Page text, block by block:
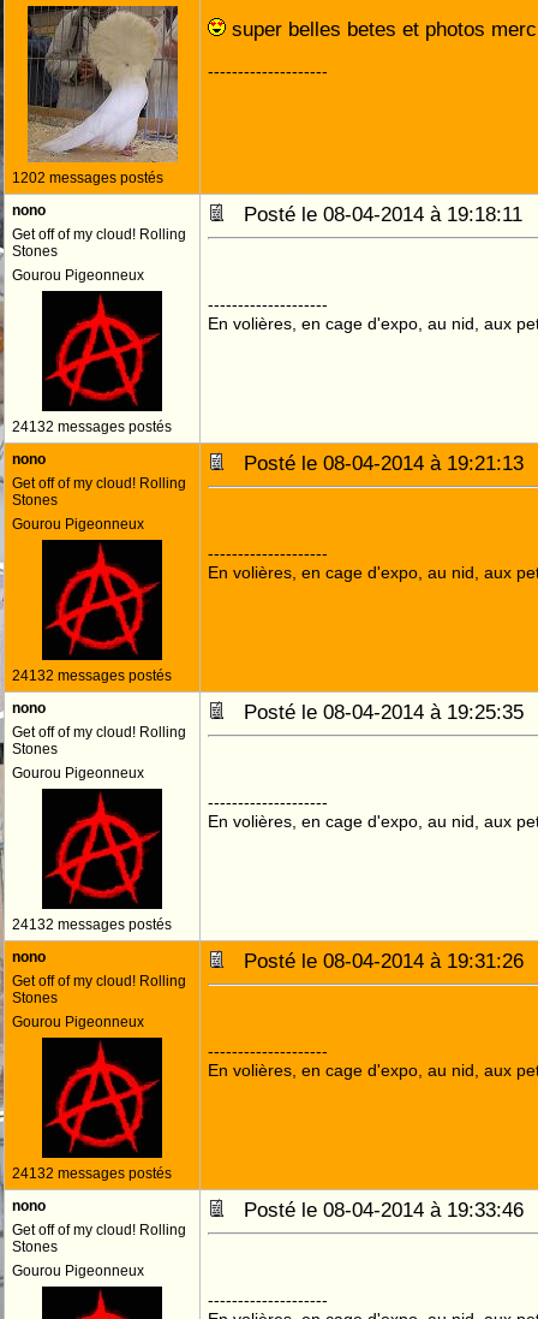
1202 messages postés
super belles betes et photos
--------------------
nono
Get off of my cloud! Rolling
Stones
Gourou Pigeonneux
24132 messages postés
Posté le 08-04-2014 à
--------------------
En volières, en cage d'expo, au nid, aux
nono
Get off of my cloud! Rolling
Stones
Gourou Pigeonneux
24132 messages postés
Posté le 08-04-2014 à
--------------------
En volières, en cage d'expo, au nid, aux
nono
Get off of my cloud! Rolling
Stones
Gourou Pigeonneux
24132 messages postés
Posté le 08-04-2014 à
--------------------
En volières, en cage d'expo, au nid, aux
nono
Get off of my cloud! Rolling
Stones
Gourou Pigeonneux
24132 messages postés
Posté le 08-04-2014 à
--------------------
En volières, en cage d'expo, au nid, aux
nono
Get off of my cloud! Rolling
Stones
Gourou Pigeonneux
Posté le 08-04-2014 à
--------------------